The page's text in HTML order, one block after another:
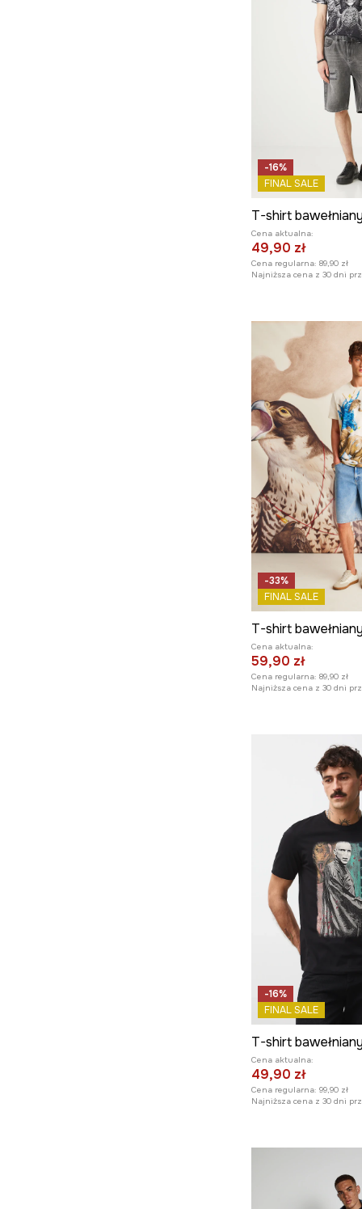
-16%
FINAL SALE
Cena aktualna:
49,90 zł
Cena regularna: 89,90 zł
Najniższa cena z 30 dni
-33%
FINAL SALE
Cena aktualna:
59,90 zł
Cena regularna: 89,90 zł
Najniższa cena z 30 dni
-16%
FINAL SALE
Cena aktualna:
49,90 zł
Cena regularna: 99,90 zł
Najniższa cena z 30 dni